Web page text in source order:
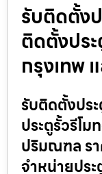
รับติดตั้ง
ติดตั้งปร
กรุงเทพ
รับติดตั้งปร
ประตูรั้วรีโม
ปริมณฑล ร
จำหน่ายประ